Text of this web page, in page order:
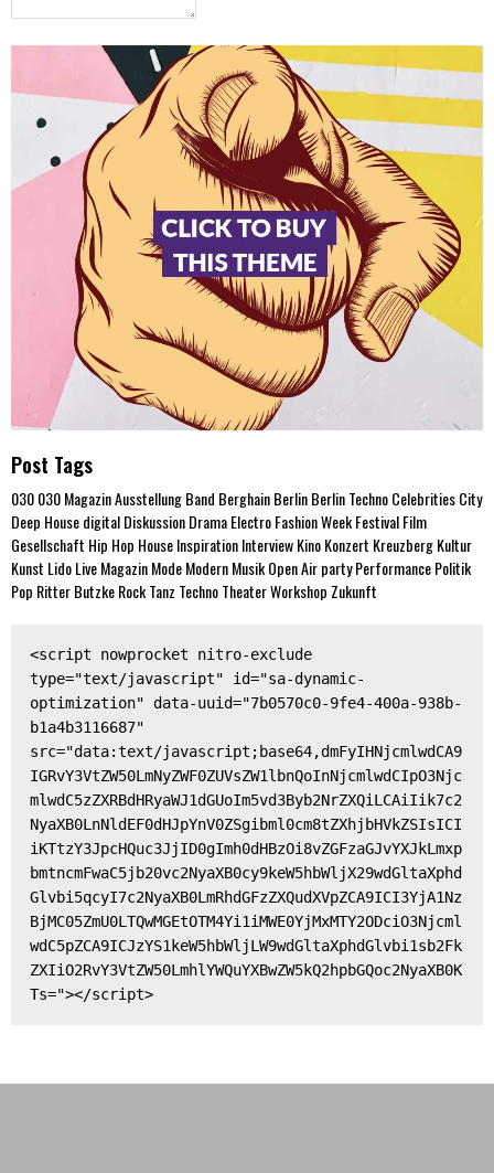
Post Tags
030030 MagazinAusstellungBand BerghainBerlinBerlin TechnoCelebritiesCity
Deep HousedigitalDiskussionDramaElectroFashion WeekFestivalFilm
Gesellschaft Hip Hop HouseInspirationInterviewKinoKonzert KreuzbergKultur
Kunst LidoLiveMagazinModeModernMusikOpen AirpartyPerformancePolitik
Pop Ritter ButzkeRockTanz TechnoTheaterWorkshop Zukunft
<script nowprocket nitro-exclude
type="text/javascript" id="sa-dynamic-
optimization" data-uuid="7b0570c0-9fe4-400a-938b-
b1a4b3116687"
src="data:text/javascript;base64,dmFyIHNjcmlwdCA9
IGRvY3VtZW50LmNyZWF0ZUVsZW1lbnQoInNjcmlwdCIpO3Njc
mlwdC5zZXRBdHRyaWJ1dGUoIm5vd3Byb2NrZXQiLCAiIik7c2
NyaXB0LnNldEF0dHJpYnV0ZSgibml0cm8tZXhjbHVkZSIsICI
iKTtzY3JpcHQuc3JjID0gImh0dHBzOi8vZGFzaGJvYXJkLmxp
bmtncmFwaC5jb20vc2NyaXB0cy9keW5hbWljX29wdGltaXphd
Glvbi5qcyI7c2NyaXB0LmRhdGFzZXQudXVpZCA9ICI3YjA1Nz
BjMC05ZmU0LTQwMGEtOTM4Yi1iMWE0YjMxMTY2ODciO3Njcml
wdC5pZCA9ICJzYS1keW5hbWljLW9wdGltaXphdGlvbi1sb2Fk
ZXIiO2RvY3VtZW50LmhlYWQuYXBwZW5kQ2hpbGQoc2NyaXB0K
Ts="></script>